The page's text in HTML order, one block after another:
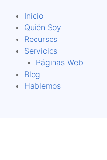
Inicio
Quién Soy
Recursos
Servicios
Páginas Web
Blog
Hablemos